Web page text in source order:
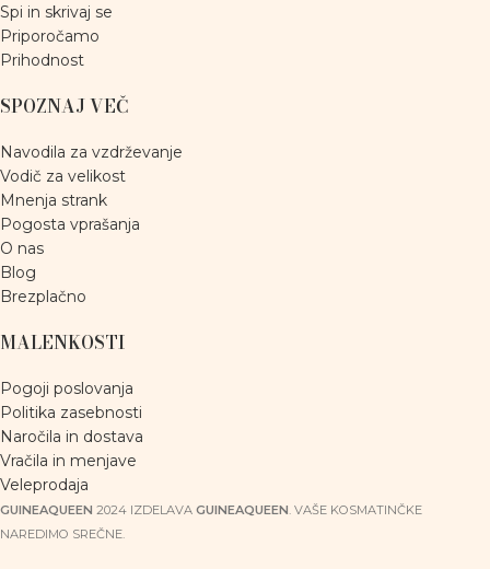
Spi in skrivaj se
Priporočamo
Prihodnost
SPOZNAJ VEČ
Navodila za vzdrževanje
Vodič za velikost
Mnenja strank
Pogosta vprašanja
O nas
Blog
Brezplačno
MALENKOSTI
Pogoji poslovanja
Politika zasebnosti
Naročila in dostava
Vračila in menjave
Veleprodaja
GUINEAQUEEN 2024 IZDELAVA GUINEAQUEEN. VAŠE KOSMATINČKE
NAREDIMO SREČNE.